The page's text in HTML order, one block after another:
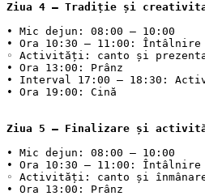
Ziua 4 – Tradiție și
• Mic dejun: 08:00 – 10:00
• Ora 10:30 – 11:00: Întâlnire
◦ Activități: canto și
• Ora 13:00: Prânz
• Interval 17:00 – 18:30:
• Ora 19:00: Cină
Ziua 5 – Finalizare și
• Mic dejun: 08:00 – 10:00
• Ora 10:30 – 11:00: Întâlnire
◦ Activități: canto și
• Ora 13:00: Prânz